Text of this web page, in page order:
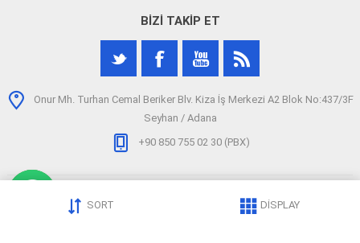
BIZI TAKIP ET
Onur Mh. Turhan Cemal Beriker Blv. Kiza İş Merkezi A2 Blok No:437/3F
Seyhan / Adana
+90 850 755 02 30 (PBX)
Telif hakkı © 2026 arizatespitcihazi.com. Tüm hakları saklıdır.
SORT DISPLAY